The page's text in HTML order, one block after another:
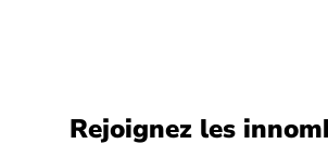
Rejoignez les